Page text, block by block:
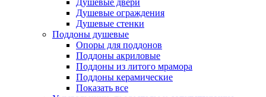
Душевые двери
Душевые ограждения
Душевые стенки
Поддоны душевые
Опоры для поддонов
Поддоны акриловые
Поддоны из литого мрамора
Поддоны керамические
Показать все